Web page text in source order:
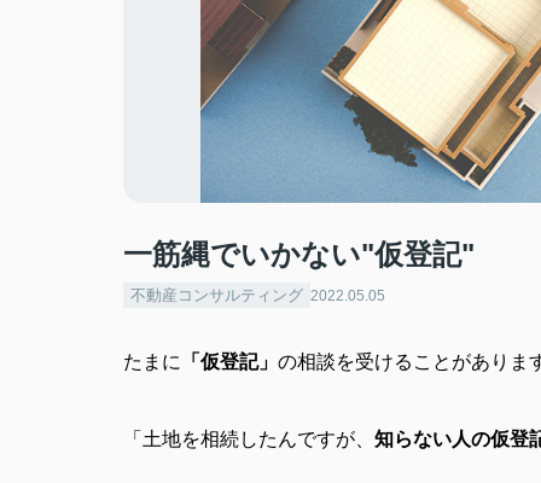
一筋縄でいかない"仮登記"
不動産コンサルティング 2022.05.05
たまに 「仮登記」 の相談を受けることがありま
「土地を相続したんですが、 知らない人の仮登